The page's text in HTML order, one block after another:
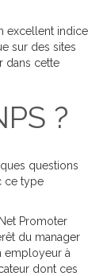
excellent indice
sur des sites
dans cette
?
questions
ce type
Promoter
du manager
employeur à
dont ces